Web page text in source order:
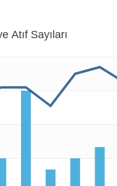
Atıf Sayıları